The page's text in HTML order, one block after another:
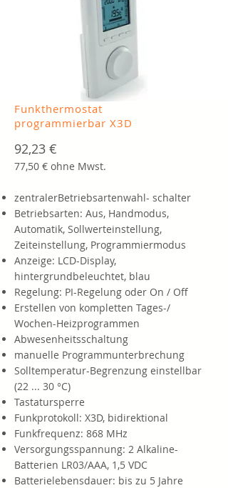
Funkthermostat
programmierbar X3D
92,23 €
77,50 € ohne Mwst.
zentralerBetriebsartenwahl- schalter
Betriebsarten: Aus, Handmodus,
Automatik, Sollwerteinstellung,
Zeiteinstellung, Programmiermodus
Anzeige: LCD-Display,
hintergrundbeleuchtet, blau
Regelung: PI-Regelung oder On / Off
Erstellen von kompletten Tages-/
Wochen-Heizprogrammen
Abwesenheitsschaltung
manuelle Programmunterbrechung
Solltemperatur-Begrenzung einstellbar
(22 ... 30 °C)
Tastatursperre
Funkprotokoll: X3D, bidirektional
Funkfrequenz: 868 MHz
Versorgungsspannung: 2 Alkaline-
Batterien LR03/AAA, 1,5 VDC
Batterielebensdauer: bis zu 5 Jahre